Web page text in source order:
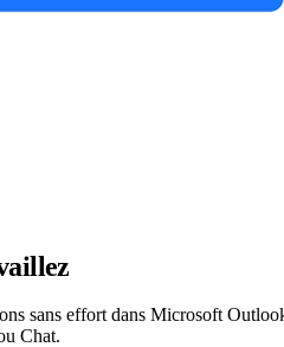
sans effort dans Microsoft
Chat.